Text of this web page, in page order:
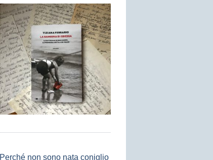
Perché non sono nata coniglio